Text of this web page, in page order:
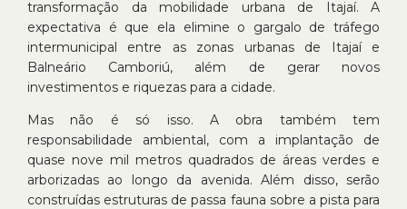
transformação da mobilidade urbana de Itajaí. A
expectativa é que ela elimine o gargalo de tráfego
intermunicipal entre as zonas urbanas de Itajaí e
Balneário Camboriú, além de gerar novos
investimentos e riquezas para a cidade.
Mas não é só isso. A obra também tem
responsabilidade ambiental, com a implantação de
quase nove mil metros quadrados de áreas verdes e
arborizadas ao longo da avenida. Além disso, serão
construídas estruturas de passa fauna sobre a pista para